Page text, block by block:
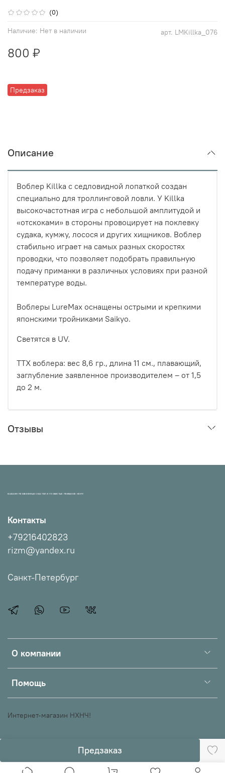
(0)
арт. LMKillka_076
Наличие: Нет в наличии
Предзаказ
800 ₽
Предзаказ
Описание
Воблер Killka с седловидной лопаткой создан
специально для троллинговой ловли. У Killka
высокочастотная игра с небольшой амплитудой и
«отскоками» в стороны провоцирует на поклевку
судака, кумжу, лосося и других хищников. Воблер
стабильно играет на самых разных скоростях
проводки, что позволяет подобрать правильную
подачу приманки в различных условиях при разной
температуре воды.
Воблеры LureMax оснащены острыми и крепкими
японскими тройниками Saikyo.
Светятся в UV.
ТТХ воблера: вес 8,6 гр., длина 11 см., плавающий,
заглубление заявленное производителем – от 1,5
до 2 м.
Отзывы
МАГАЗИН ПРОВЕРЕННЫХ СНАСТЕЙ И УЛОВИСТЫХ ПРИМАНОК НХНЧ!
О компании
Помощь
Контакты
+79216402823
rizm@yandex.ru
Санкт-Петербург
Интернет-магазин НХНЧ!